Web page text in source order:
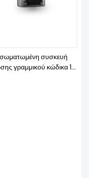
συσκευή
γραμμικού κώδικα 1d